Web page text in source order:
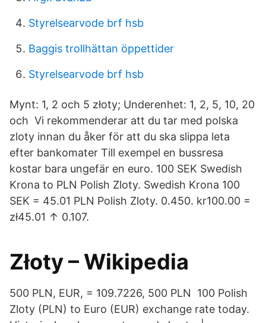
Styrelsearvode brf hsb
Baggis trollhättan öppettider
Styrelsearvode brf hsb
Mynt: 1, 2 och 5 złoty; Underenhet: 1, 2, 5, 10, 20
och Vi rekommenderar att du tar med polska
zloty innan du åker för att du ska slippa leta
efter bankomater Till exempel en bussresa
kostar bara ungefär en euro. 100 SEK Swedish
Krona to PLN Polish Zloty. Swedish Krona 100
SEK = 45.01 PLN Polish Zloty. 0.450. kr100.00 =
zł45.01 ↑ 0.107.
Złoty – Wikipedia
500 PLN, EUR, = 109.7226, 500 PLN 100 Polish
Zloty (PLN) to Euro (EUR) exchange rate today.